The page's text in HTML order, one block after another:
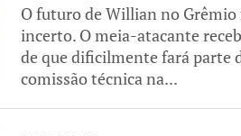
O futuro de Willian no Grêmio
incerto. O meia-atacante
de que dificilmente fará parte
comissão técnica na...